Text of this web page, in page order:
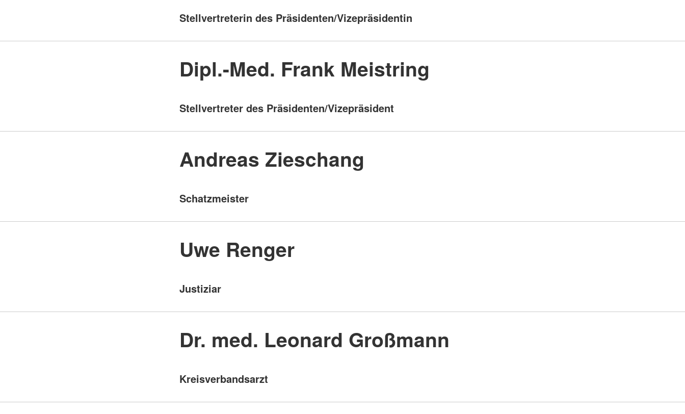
Stellvertreterin des Präsidenten/Vizepräsidentin
Dipl.-Med. Frank Meistring
Stellvertreter des Präsidenten/Vizepräsident
Andreas Zieschang
Schatzmeister
Uwe Renger
Justiziar
Dr. med. Leonard Großmann
Kreisverbandsarzt